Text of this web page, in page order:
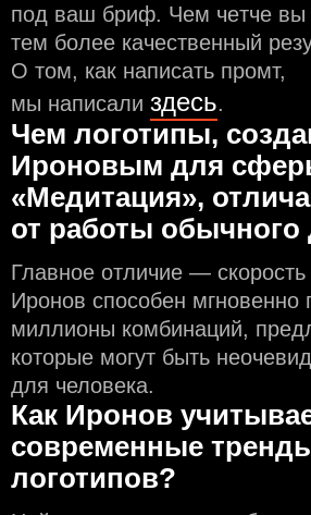
под ваш бриф. Чем чeтче вы
тем более качественный
О том, как написать промт,
мы написали здесь.
Чем логотипы,
Ироновым для
«Медитация»,
от работы обычного
Главное отличие —
Иронов способен мгновенно
миллионы комбинаций,
которые могут быть
для человека.
Как Иронов
современные
логотипов?